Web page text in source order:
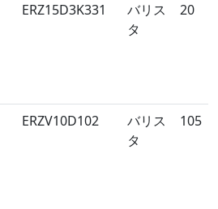
ERZ15D3K331
バリス
タ
20
ERZV10D102
バリス
タ
105